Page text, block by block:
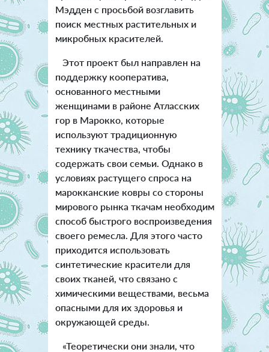
Мэдден с просьбой возглавить
поиск местных растительных и
микробных красителей.
Этот проект был направлен на
поддержку кооператива,
основанного местными
женщинами в районе Атласских
гор в Марокко, которые
используют традиционную
технику ткачества, чтобы
содержать свои семьи. Однако в
условиях растущего спроса на
марокканские ковры со стороны
мирового рынка ткачам необходим
способ быстрого воспроизведения
своего ремесла. Для этого часто
приходится использовать
синтетические красители для
своих тканей, что связано с
химическими веществами, весьма
опасными для их здоровья и
окружающей среды.
«Теоретически они знали, что